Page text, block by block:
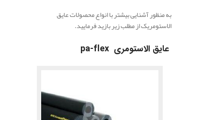
به منظور آشنایی بیشتر با انواع محصولات عایق
الاستومریک از مطلب زیر بازید فرمایید.
عایق الاستومری pa-flex